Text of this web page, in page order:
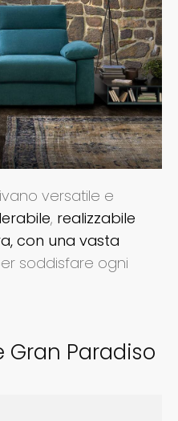
versatile e
, realizzabile
con una vasta
soddisfare ogni
Gran Paradiso